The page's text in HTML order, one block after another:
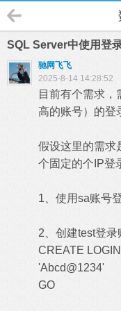
SQL Server中使用登
驰网飞飞
2025-8-14 14:28:52
目前有个需求
高的账号）的登
假设这里的需求
个固定的个IP登
1、使用sa账号
2、创建test登录
CREATE
'Abcd@1234'
GO